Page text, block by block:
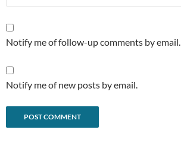
Notify me of follow-up comments by email.
Notify me of new posts by email.